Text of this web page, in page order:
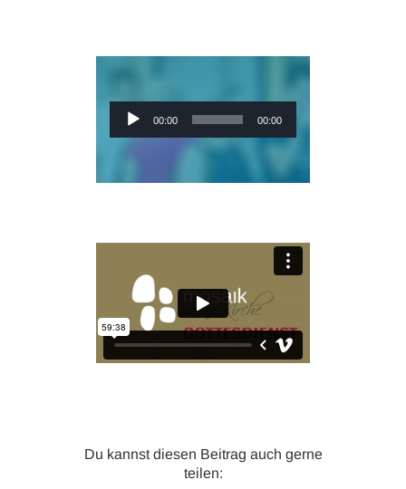
Audio-00:00 00:00
Du kannst diesen Beitrag auch gerne
teilen: